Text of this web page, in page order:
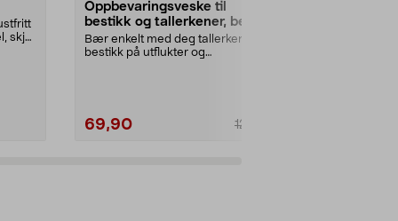
skje
Oppbevaringsveske til
bestikk og tallerkener, beige
Bær enkelt med deg tallerkener og
bestikk på utflukter og
69,90 129,90